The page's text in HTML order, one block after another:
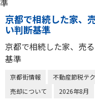
京都で相続した家、
い判断基準
京都で相続した家、売
基準
京都街情報 不動産節税テ
売却について
2026年8月